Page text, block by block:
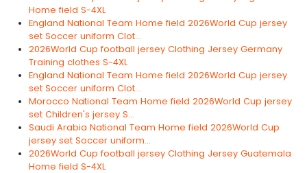
Home field S-4XL
England National Team Home field 2026World Cup jersey
set Soccer uniform Clot...
2026World Cup football jersey Clothing Jersey Germany
Training clothes S-4XL
England National Team Home field 2026World Cup jersey
set Soccer uniform Clot...
Morocco National Team Home field 2026World Cup jersey
set Children's jersey S...
Saudi Arabia National Team Home field 2026World Cup
jersey set Soccer uniform...
2026World Cup football jersey Clothing Jersey Guatemala
Home field S-4XL